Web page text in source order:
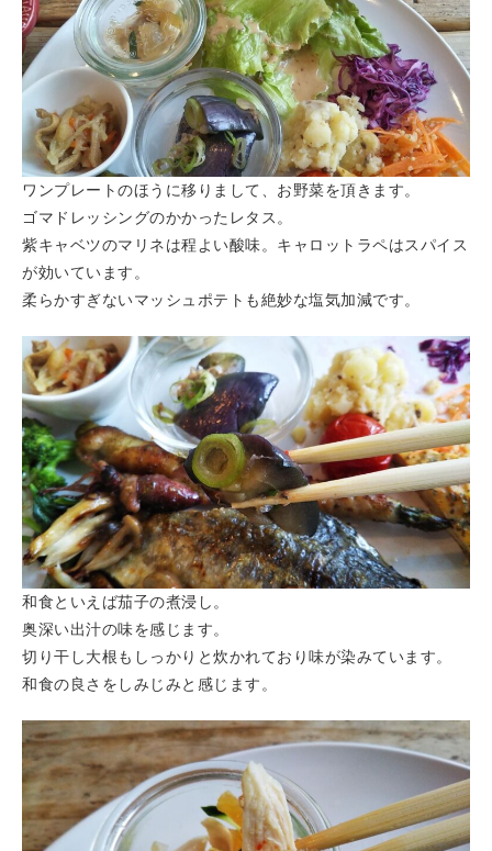
ワンプレートのほうに移りまして、お野菜を頂きます。
ゴマドレッシングのかかったレタス。
紫キャベツのマリネは程よい酸味。キャロットラペはスパイス
が効いています。
柔らかすぎないマッシュポテトも絶妙な塩気加減です。
和食といえば茄子の煮浸し。
奥深い出汁の味を感じます。
切り干し大根もしっかりと炊かれており味が染みています。
和食の良さをしみじみと感じます。